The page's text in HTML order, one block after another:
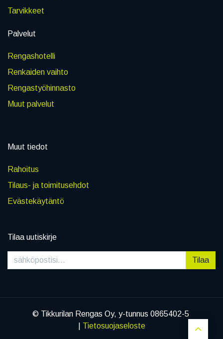
Tarvikkeet
Palvelut
Rengashotelli
Renkaiden vaihto
Rengastyöhinnasto
Muut palvelut
Muut tiedot
Rahoitus
Tilaus- ja toimitusehdot
Evästekäytäntö
Tilaa uutiskirje
Tilaa
© Tikkurilan Rengas Oy, y-tunnus 0865402-5
Tietosuojaseloste